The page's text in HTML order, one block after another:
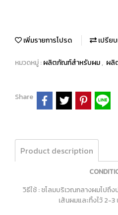
เพิ่มรายการโปรด เปรีย
หมวดหมู่ :ผลิตภัณฑ์สำหรับผม, ผลิ
Share
Product description
วิธีใช้ : ชโลมบริเวณกลางผมไปถึ
เส้นผมและทิ้งไว้ 2-